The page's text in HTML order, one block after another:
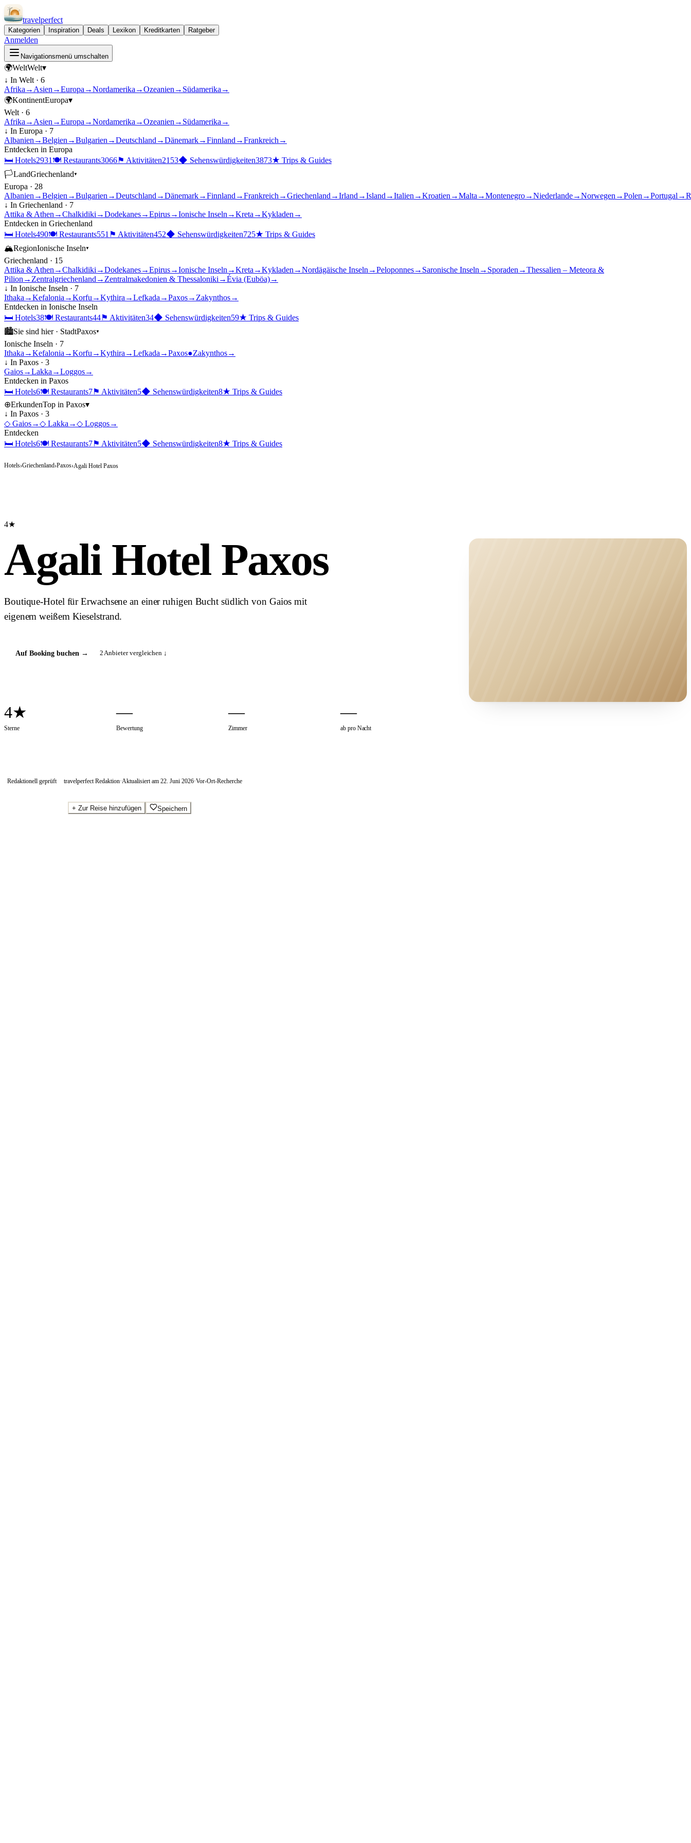
travelperfect
Kategorien Inspiration Deals Lexikon Kreditkarten Ratgeber
Anmelden
Navigationsmenü umschalten
🌍WeltWelt▾
↓ In Welt · 6
Afrika → Asien →Europa →Nordamerika →Ozeanien → Südamerika →
🌍KontinentEuropa▾
Welt · 6
Afrika → Asien →Europa →Nordamerika →Ozeanien → Südamerika →
↓ In Europa · 7
Albanien →Belgien →Bulgarien →Deutschland →Dänemark→Finnland →Frankreich →
Entdecken in Europa
🛏 Hotels2931 🍽 Restaurants3066⚑ Aktivitäten2153◆ Sehenswürdigkeiten3873★ Trips & Guides
🏳LandGriechenland▾
Europa · 28
Albanien →Belgien →Bulgarien →Deutschland →Dänemark→Finnland →Frankreich →Griechenland →Irland →Island →Italien →Kroatien →Malta →Montenegro→Niederlande→Norwegen →Polen →Portugal →
↓ In Griechenland · 7
Attika & Athen →Chalkidiki →Dodekanes→Epirus→Ionische Inseln →Kreta →Kykladen →
Entdecken in Griechenland
🛏 Hotels490🍽 Restaurants551 ⚑ Aktivitäten452◆ Sehenswürdigkeiten725★ Trips & Guides
🏔RegionIonische Inseln▾
Griechenland · 15
Attika & Athen →Chalkidiki →Dodekanes→Epirus→Ionische Inseln →Kreta →Kykladen →Nordägäische Inseln →Peloponnes→ Saronische Inseln → Sporaden →Thessalien – Meteora &
Pilion → Zentralgriechenland → Zentralmakedonien & Thessaloniki →Évia (Euböa)→
↓ In Ionische Inseln · 7
Ithaka →Kefalonia →Korfu →Kythira →Lefkada →Paxos→ Zakynthos→
Entdecken in Ionische Inseln
🛏 Hotels38🍽 Restaurants44⚑ Aktivitäten34◆ Sehenswürdigkeiten59★ Trips & Guides
🏙Sie sind hier · StadtPaxos▾
Ionische Inseln · 7
Ithaka →Kefalonia →Korfu →Kythira →Lefkada →Paxos●Zakynthos→
↓ In Paxos · 3
Gaios→Lakka →Loggos→
Entdecken in Paxos
🛏 Hotels6🍽 Restaurants7⚑ Aktivitäten5◆ Sehenswürdigkeiten8★ Trips & Guides
⊕ErkundenTop in Paxos▾
↓ In Paxos · 3
◇ Gaios→◇ Lakka →◇ Loggos→
Entdecken
🛏 Hotels6🍽 Restaurants7⚑ Aktivitäten5◆ Sehenswürdigkeiten8★ Trips & Guides
Hotels›Griechenland›Paxos›Agali Hotel Paxos
4★
Agali Hotel Paxos
Boutique-Hotel für Erwachsene an einer ruhigen Bucht südlich von Gaios mit
eigenem weißem Kieselstrand.
Auf Booking buchen→ 2Anbieter vergleichen ↓
4★
Sterne
—
Bewertung
—
Zimmer
—
ab pro Nacht
Redaktionell geprüft travelperfect Redaktion·Aktualisiert am 22. Juni 2026·Vor-Ort-Recherche
+ Zur Reise hinzufügen Speichern